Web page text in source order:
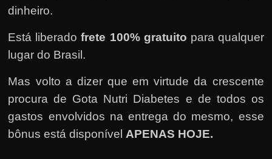
dinheiro.
Está liberadofrete 100% gratuito para qualquer
lugar do Brasil.
Mas volto a dizer que em virtude da crescente
procura de Gota Nutri Diabetes e de todos os
gastos envolvidos na entrega do mesmo, esse
bônus está disponível APENAS HOJE.